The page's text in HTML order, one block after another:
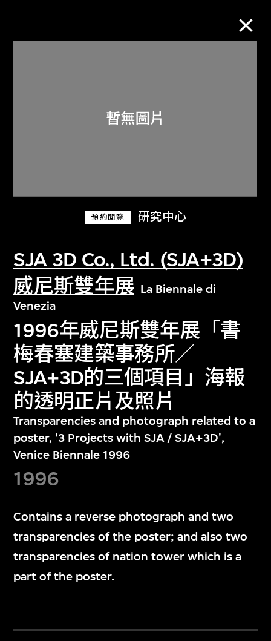
預約閱覽 研究中心
SJA 3D Co., Ltd. (SJA+3D)
威尼斯雙年展 La Biennale di
Venezia
1996年威尼斯雙年展「書
梅春塞建築事務所／
SJA+3D的三個項目」海報
的透明正片及照片
Transparencies and photograph related to a
poster, '3 Projects with SJA / SJA+3D',
Venice Biennale 1996
1996
Contains a reverse photograph and two
transparencies of the poster; and also two
transparencies of nation tower which is a
part of the poster.
關於M+藏品
探索世界頂級的二十及二十一世紀視覺